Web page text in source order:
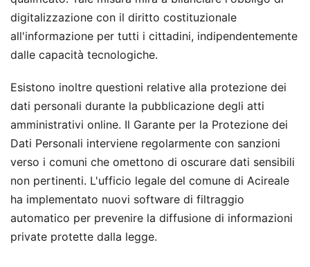
digitalizzazione con il diritto costituzionale
all'informazione per tutti i cittadini, indipendentemente
dalle capacità tecnologiche.
Esistono inoltre questioni relative alla protezione dei
dati personali durante la pubblicazione degli atti
amministrativi online. Il Garante per la Protezione dei
Dati Personali interviene regolarmente con sanzioni
verso i comuni che omettono di oscurare dati sensibili
non pertinenti. L'ufficio legale del comune di Acireale
ha implementato nuovi software di filtraggio
automatico per prevenire la diffusione di informazioni
private protette dalla legge.